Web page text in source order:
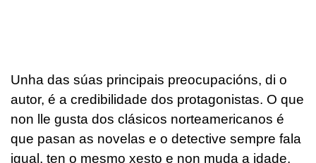
Unha das súas principais preocupacións, di o
autor, é a credibilidade dos protagonistas. O que
non lle gusta dos clásicos norteamericanos é
que pasan as novelas e o detective sempre fala
igual, ten o mesmo xesto e non muda a idade.